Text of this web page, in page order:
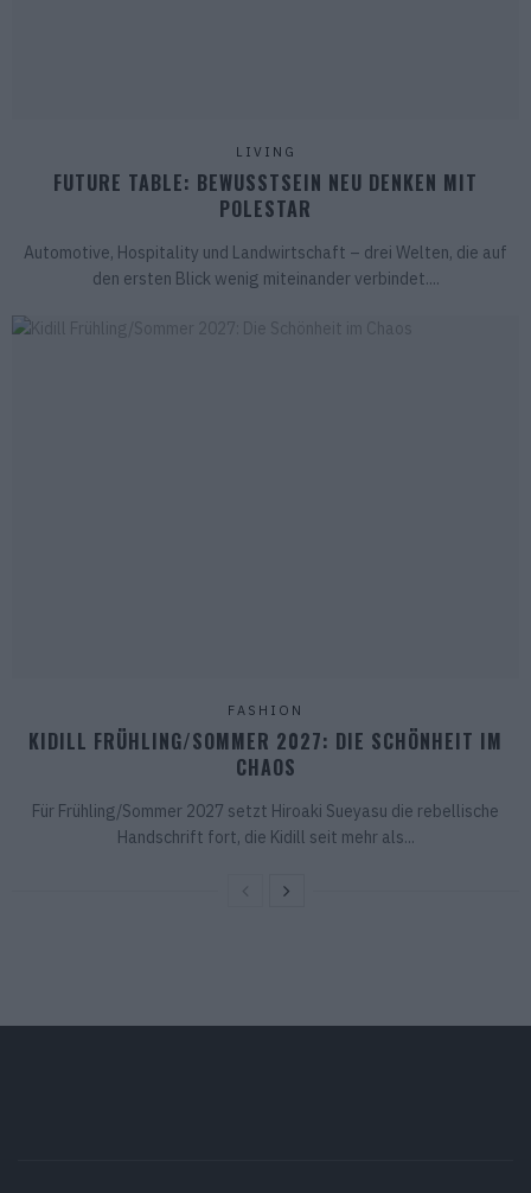
LIVING
FUTURE TABLE: BEWUSSTSEIN NEU DENKEN MIT
POLESTAR
Automotive, Hospitality und Landwirtschaft – drei Welten, die auf
den ersten Blick wenig miteinander verbindet....
FASHION
KIDILL FRÜHLING/SOMMER 2027: DIE SCHÖNHEIT IM
CHAOS
Für Frühling/Sommer 2027 setzt Hiroaki Sueyasu die rebellische
Handschrift fort, die Kidill seit mehr als...